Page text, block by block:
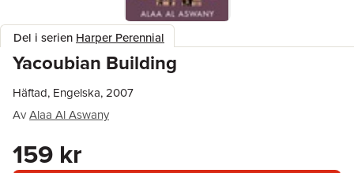
Del i serien Harper Perennial
Yacoubian Building
Häftad, Engelska, 2007
AvAlaa Al Aswany
159 kr